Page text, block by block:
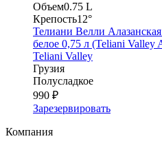
Объем0.75 L
Крепость12°
Телиани Велли
белое 0,75 л (Teliani Valley
Teliani Valley
Грузия
Полусладкое
990 ₽
Зарезервировать
Компания